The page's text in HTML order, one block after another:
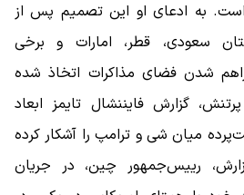
است. به ادعای او این تصمیم پس از
سعودی، قطر، امارات و برخی
شدن فضای مذاکرات اتخاذ شده
گزارش فایننشال تایمز ابعاد
میان شی و ترامپ را آشکار کرده
رییس‌جمهور چین، در جریان